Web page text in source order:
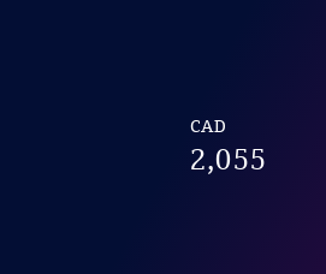
CAD
2,055